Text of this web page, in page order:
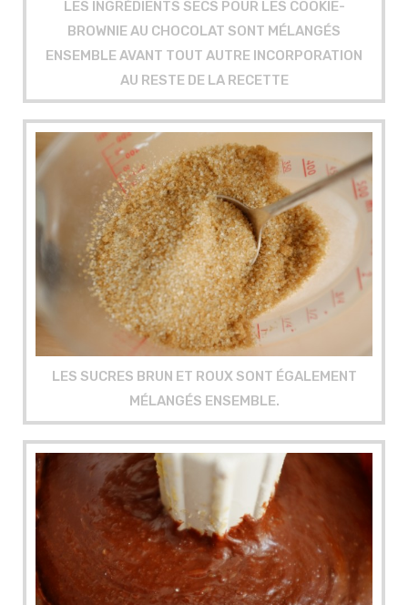
LES INGRÉDIENTS SECS POUR LES COOKIE-
BROWNIE AU CHOCOLAT SONT MÉLANGÉS
ENSEMBLE AVANT TOUT AUTRE INCORPORATION
AU RESTE DE LA RECETTE
LES SUCRES BRUN ET ROUX SONT ÉGALEMENT
MÉLANGÉS ENSEMBLE.